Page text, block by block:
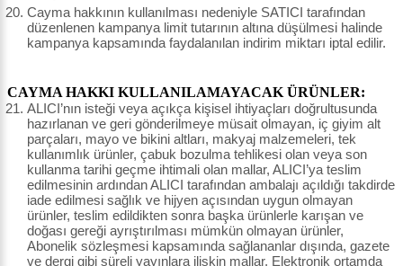
Cayma hakkının kullanılması nedeniyle SATICI tarafından
düzenlenen kampanya limit tutarının altına düşülmesi halinde
kampanya kapsamında faydalanılan indirim miktarı iptal edilir.
CAYMA HAKKI KULLANILAMAYACAK ÜRÜNLER:
ALICI’nın isteği veya açıkça kişisel ihtiyaçları doğrultusunda
hazırlanan ve geri gönderilmeye müsait olmayan, iç giyim alt
parçaları, mayo ve bikini altları, makyaj malzemeleri, tek
kullanımlık ürünler, çabuk bozulma tehlikesi olan veya son
kullanma tarihi geçme ihtimali olan mallar, ALICI’ya teslim
edilmesinin ardından ALICI tarafından ambalajı açıldığı takdirde
iade edilmesi sağlık ve hijyen açısından uygun olmayan
ürünler, teslim edildikten sonra başka ürünlerle karışan ve
doğası gereği ayrıştırılması mümkün olmayan ürünler,
Abonelik sözleşmesi kapsamında sağlananlar dışında, gazete
ve dergi gibi süreli yayınlara ilişkin mallar, Elektronik ortamda